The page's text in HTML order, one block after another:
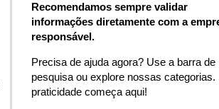
Recomendamos sempre validar
informações diretamente com a
responsável.
Precisa de ajuda agora? Use a barra de
pesquisa ou explore nossas categorias.
praticidade começa aqui!